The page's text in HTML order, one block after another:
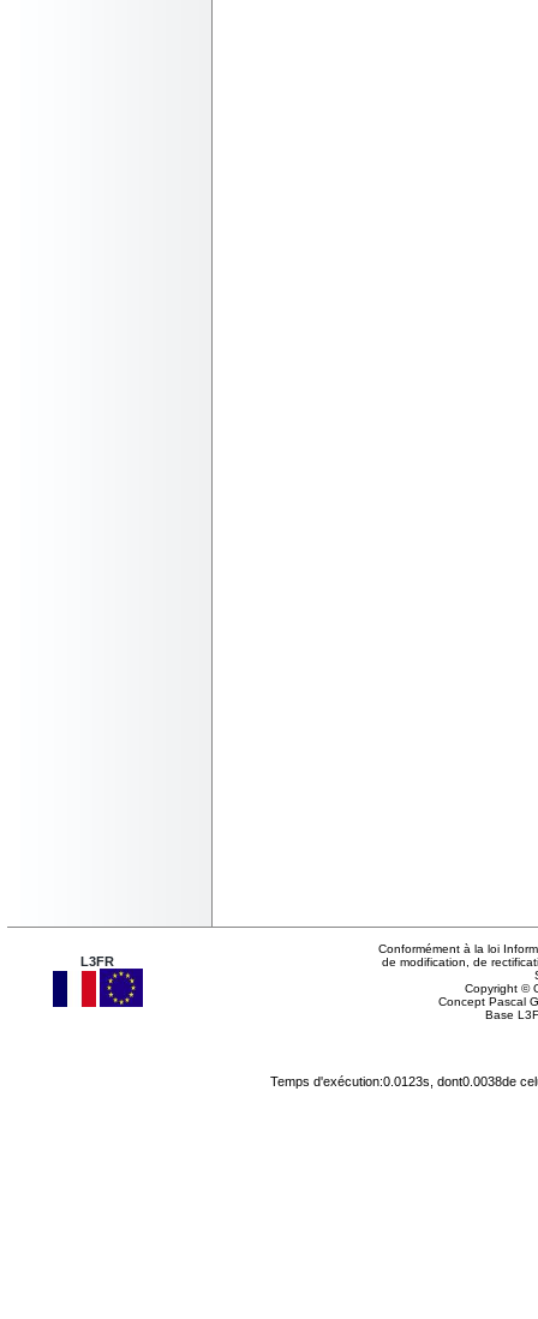
L3FR
Conformément à la loi
de modification, de
Copyright ©
Concept Pascal
Base
Temps d'exécution:0.0123s, dont0.0038de